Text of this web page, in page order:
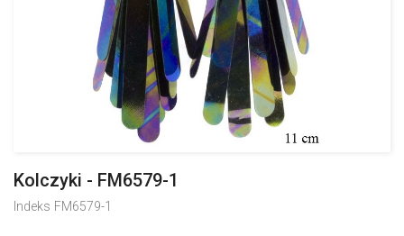
Kolczyki - FM6579-1
Indeks FM6579-1